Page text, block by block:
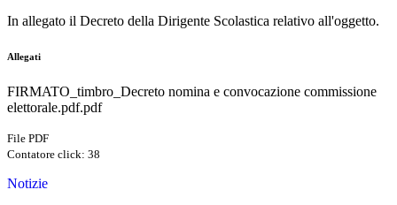
In allegato il Decreto della Dirigente Scolastica relativo all'oggetto.
Allegati
FIRMATO_timbro_Decreto nomina e convocazione commissione
elettorale.pdf.pdf
File PDF
Contatore click: 38
Notizie